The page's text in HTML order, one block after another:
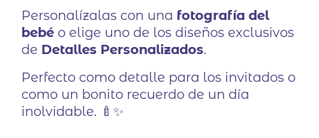
Personalízalas con una fotografía del
bebé o elige uno de los diseños exclusivos
de Detalles Personalizados.
Perfecto como detalle para los invitados o
como un bonito recuerdo de un día
inolvidable. 🍼✨